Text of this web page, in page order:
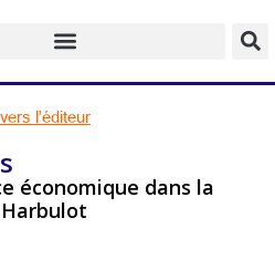
l’éditeur
économique dans la